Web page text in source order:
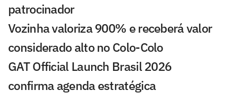
patrocinador
Vozinha valoriza 900% e receberá valor
considerado alto no Colo-Colo
GAT Official Launch Brasil 2026
confirma agenda estratégica